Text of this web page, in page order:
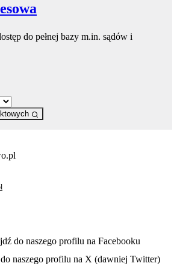
do pełnej bazy m.in. sądów i
otwiera się w nowej karcie
do naszego profilu na Facebooku
karcie
naszego profilu na X (dawniej Twitter)